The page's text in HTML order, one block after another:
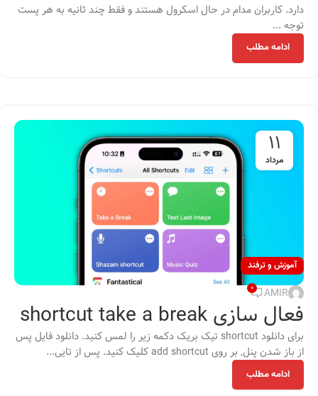
دارد. کاربران مدام در حال اسکرول هستند و فقط چند ثانیه به هر پست
توجه ...
ادامه مطلب
11
مرداد
آموزش و ترفند
AMIR
0
فعال سازی shortcut take a break
برای دانلود shortcut تیک بریک دکمه زیر را لمس کنید. دانلود فایل پس
از باز شدن پنل, بر روی add shortcut کلیک کنید. پس از تایی...
ادامه مطلب